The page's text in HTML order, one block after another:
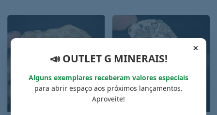
ESGOTADO ESGOTADO
×
📣 OUTLET G MINERAIS!
Alguns exemplares receberam valores especiais
para abrir espaço aos próximos lançamentos.
Aproveite!